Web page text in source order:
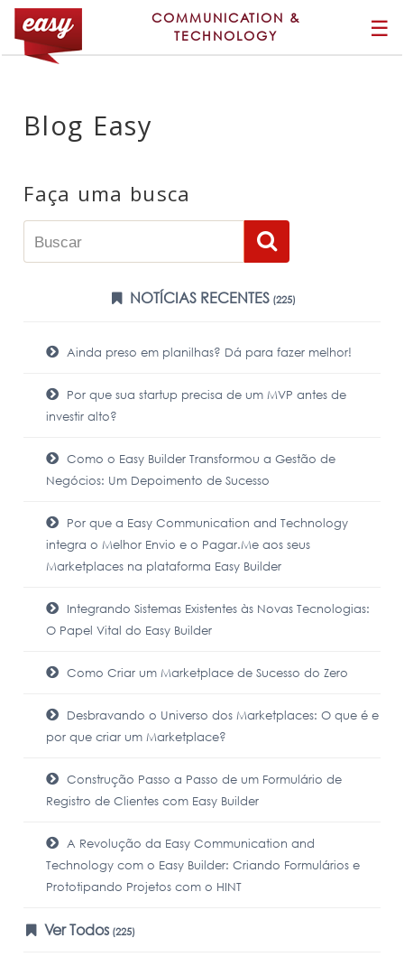
COMMUNICATION &
TECHNOLOGY
☰
Blog Easy
Faça uma busca
NOTÍCIAS RECENTES(225)
Ainda preso em planilhas? Dá para fazer melhor!
Por que sua startup precisa de um MVP antes de
investir alto?
Como o Easy Builder Transformou a Gestão de
Negócios: Um Depoimento de Sucesso
Por que a Easy Communication and Technology
integra o Melhor Envio e o Pagar.Me aos seus
Marketplaces na plataforma Easy Builder
Integrando Sistemas Existentes às Novas Tecnologias:
O Papel Vital do Easy Builder
Como Criar um Marketplace de Sucesso do Zero
Desbravando o Universo dos Marketplaces: O que é e
por que criar um Marketplace?
Construção Passo a Passo de um Formulário de
Registro de Clientes com Easy Builder
A Revolução da Easy Communication and
Technology com o Easy Builder: Criando Formulários e
Prototipando Projetos com o HINT
Ver Todos (225)